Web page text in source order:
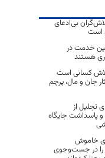
بی‌ادعای
است
خدمت در
هستند
کسانی است
جان و مال، پرچم
تجلیل از
پاسداشت جایگاه
خاموش
را در جست‌وجوی